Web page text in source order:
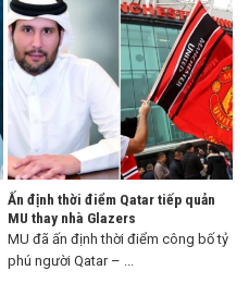
Ấn định thời điểm Qatar tiếp quản
MU thay nhà Glazers
MU đã ấn định thời điểm công bố tỷ
phú người Qatar – ...